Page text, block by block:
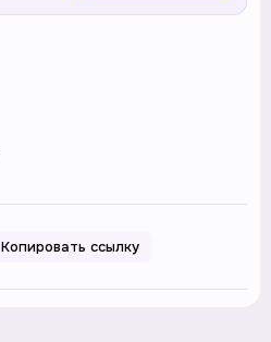
Копировать ссылку